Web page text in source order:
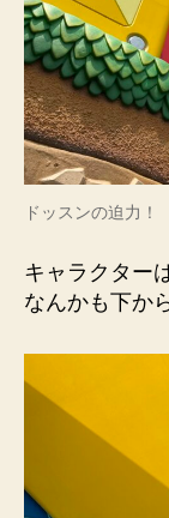
ドッスンの迫力！
キャラクター
なんかも下か